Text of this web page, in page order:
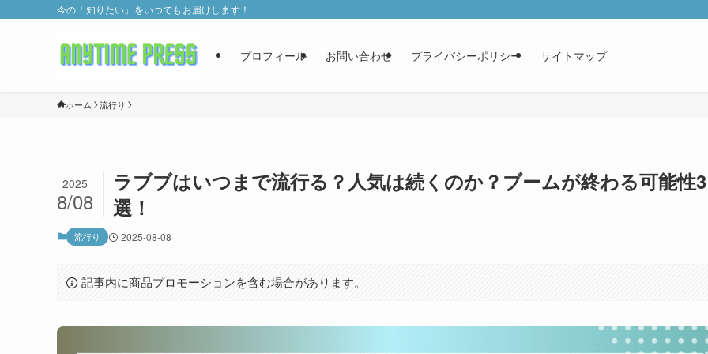
今の「知りたい」をいつでもお届けします！
プロフィール お問い合わせ プライバシーポリシー サイトマップ
ホーム 流行り
ラブブはいつまで流行る？人気は続くのか？ブームが終わる可能性3
選！
2025
8/08
流行り 2025-08-08
記事内に商品プロモーションを含む場合があります。